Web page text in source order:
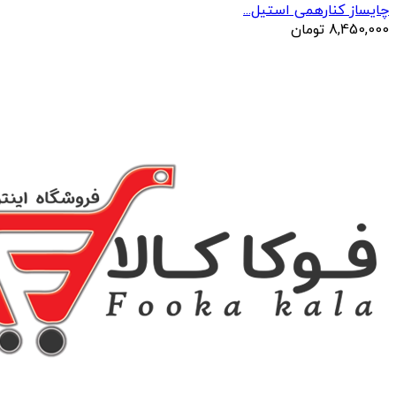
چایساز کنارهمی استیل...
8,450,000 تومان